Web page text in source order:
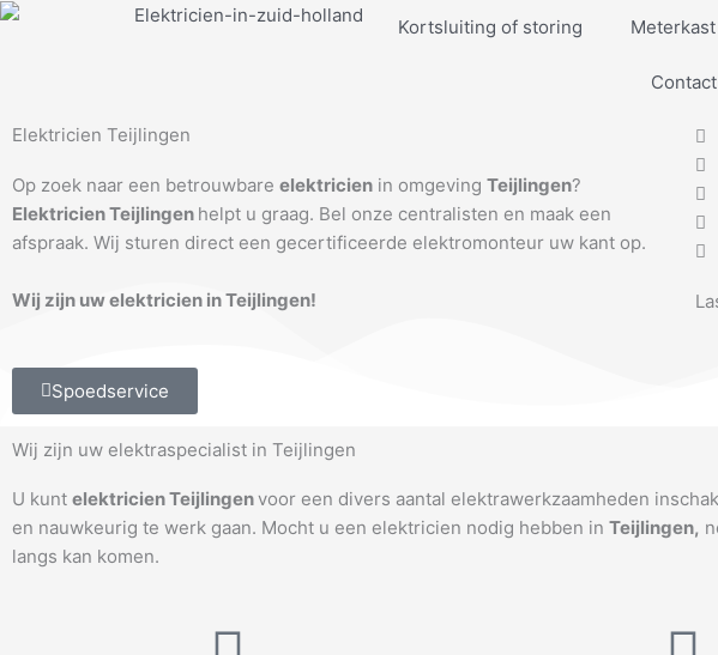
Ga
Kortsluiting of storing
Contact
Elektricien Teijlingen
Op zoek naar een betrouwbare elektricien in omgeving Teijlingen?
Elektricien Teijlingen helpt u graag. Bel onze centralisten en maak een
afspraak. Wij sturen direct een gecertificeerde elektromonteur uw kant op.
Wij zijn uw elektricien in Teijlingen!
Spoedservice
Wij zijn uw elektraspecialist in Teijlingen
U kunt elektricien Teijlingenvoor een divers aantal elektrawerkzaamheden
en nauwkeurig te werk gaan. Mocht u een elektricien nodig hebben in Teijlingen,
langs kan komen.